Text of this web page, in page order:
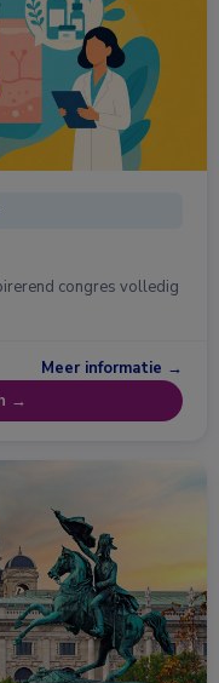
congres volledig
Meer informatie →
→